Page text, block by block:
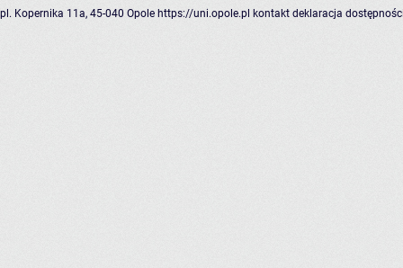
pl. Kopernika 11a, 45-040 Opole https://uni.opole.pl kontakt deklaracja